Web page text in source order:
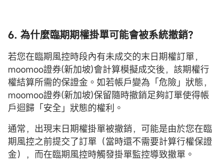
6. 為什麼臨期期權掛單可能會被系統撤銷？
若您在臨期風控時段內有未成交的末日期權訂單，
moomoo證券(新加坡)會計算模擬成交後，該期權行
權結算所需的保證金。如若帳戶變為「危險」狀態，
moomoo證券(新加坡)保留隨時撤銷足夠訂單使得帳
戶迴歸「安全」狀態的權利。
通常，出現末日期權掛單被撤銷，可能是由於您在臨
期風控之前提交了訂單（當時還不需要計算行權保證
金），而在臨期風控時觸發掛單監控導致撤單。